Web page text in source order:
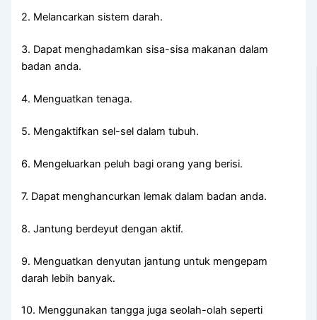
2. Melancarkan sistem darah.
3. Dapat menghadamkan sisa-sisa makanan dalam
badan anda.
4. Menguatkan tenaga.
5. Mengaktifkan sel-sel dalam tubuh.
6. Mengeluarkan peluh bagi orang yang berisi.
7. Dapat menghancurkan lemak dalam badan anda.
8. Jantung berdeyut dengan aktif.
9. Menguatkan denyutan jantung untuk mengepam
darah lebih banyak.
10. Menggunakan tangga juga seolah-olah seperti